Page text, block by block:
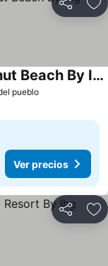
Compartir
pueblo
Holiday Inn Resort Samui Bophut Beach By Ihg
Ver precios
Compartir